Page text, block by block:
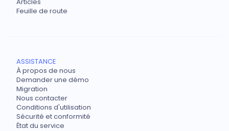
Feuille de route
ASSISTANCE
À propos de nous
Demander une démo
Migration
Nous contacter
Conditions d'utilisation
Sécurité et conformité
État du service